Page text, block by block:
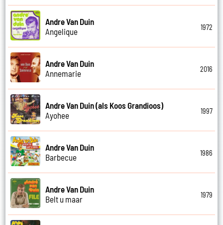
Andre Van Duin
Angelique
1972
Andre Van Duin
Annemarie
2016
Andre Van Duin (als Koos Grandioos)
Ayohee
1997
Andre Van Duin
Barbecue
1986
Andre Van Duin
Belt u maar
1979